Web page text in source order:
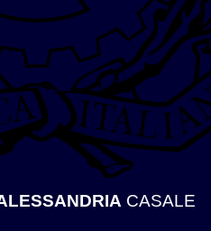
CASALE